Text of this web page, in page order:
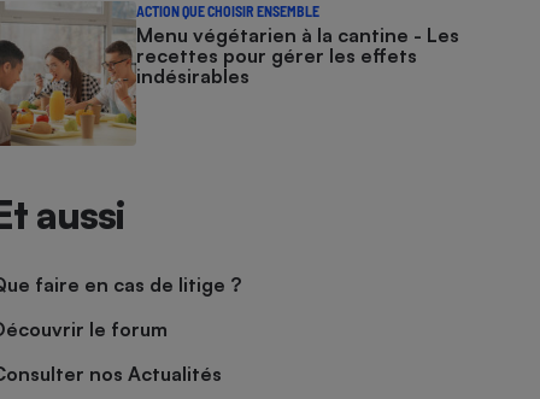
ACTION QUE CHOISIR ENSEMBLE
Menu végétarien à la cantine - Les
recettes pour gérer les effets
indésirables
aussi
faire en cas de litige ?
le forum
nos Actualités